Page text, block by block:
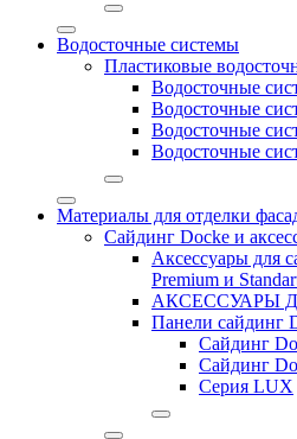
Водосточные системы
Пластиковые
Водосточные
Водосточные
Водосточные
Водосточные
Материалы для отделки
Сайдинг Docke и
Аксессуары для
Premium и
АКСЕССУАРЫ
Панели сайдинг
Cайдинг
Сайдинг
Серия LUX